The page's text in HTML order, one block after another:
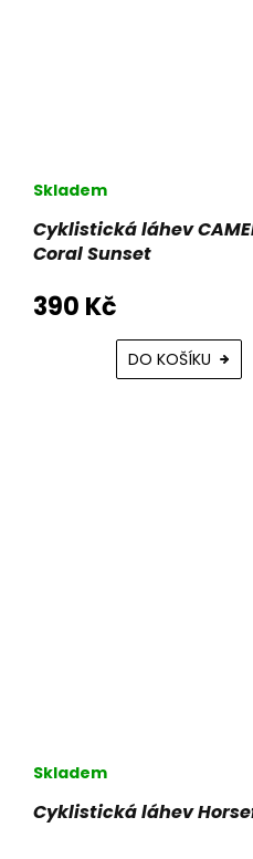
Cyklistická láhev
Coral Sunset
Skladem
390 Kč
DO KOŠÍKU
Cyklistická láhev
Skladem